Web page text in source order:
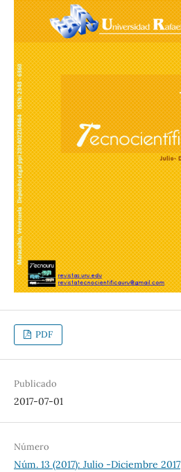
PDF
Publicado
2017-07-01
Número
Núm. 13 (2017): Julio -Diciembre 2017